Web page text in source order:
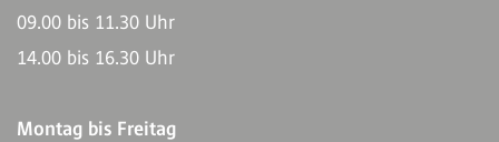
09.00 bis 11.30 Uhr
14.00 bis 16.30 Uhr
Montag bis Freitag